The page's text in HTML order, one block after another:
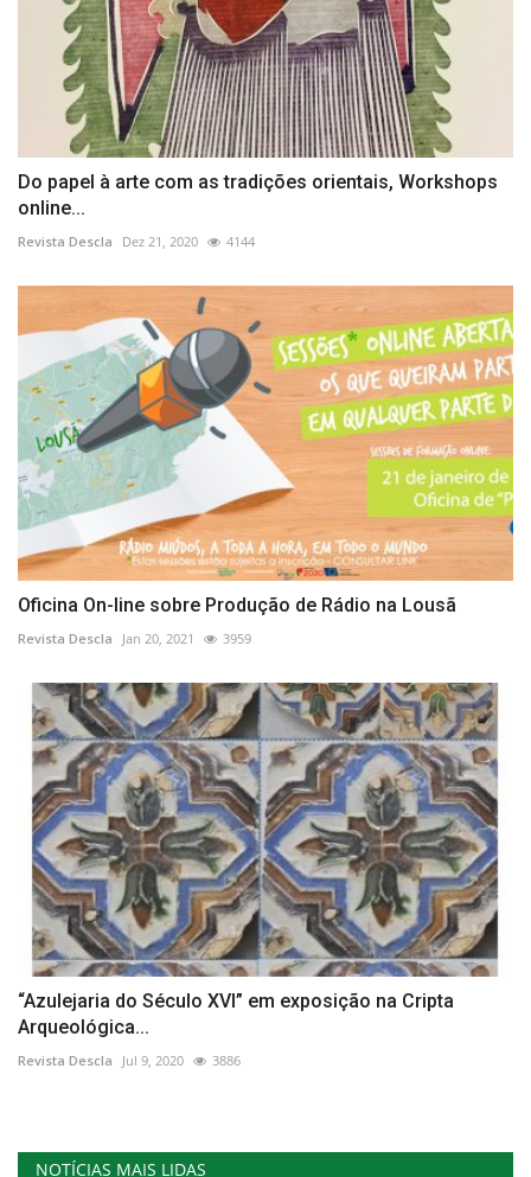
Do papel à arte com as tradições orientais, Workshops
online...
Revista Descla Dez 21, 2020 4144
Oficina On-line sobre Produção de Rádio na Lousã
Revista Descla Jan 20, 2021 3959
“Azulejaria do Século XVI” em exposição na Cripta
Arqueológica...
Revista Descla Jul 9, 2020 3886
NOTÍCIAS MAIS LIDAS